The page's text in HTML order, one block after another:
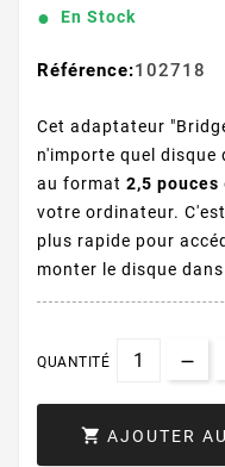
En Stock
Référence:102718
Cet adaptateur
n'importe quel disque
au format 2,5 pouces
votre ordinateur.
plus rapide pour
monter le disque
QUANTITÉ
 AJOUTER